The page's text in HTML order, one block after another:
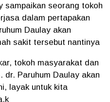
sampaikan seorang tokoh
dalam pertapakan
Daulay akan
sakit tersebut nantinya
tokoh masyarakat dan
dr. Paruhum Daulay akan
layak untuk kita